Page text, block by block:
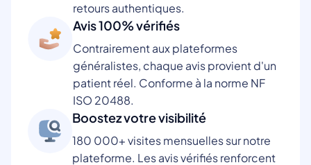
retours authentiques.
Avis 100% vérifiés
Contrairement aux plateformes
généralistes, chaque avis provient d'un
patient réel. Conforme à la norme NF
ISO 20488.
Boostez votre visibilité
180 000+ visites mensuelles sur notre
plateforme. Les avis vérifiés renforcent